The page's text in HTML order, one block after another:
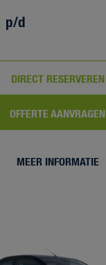
p/d
DIRECT RESERVEREN
OFFERTE AANVRAGEN
MEER INFORMATIE